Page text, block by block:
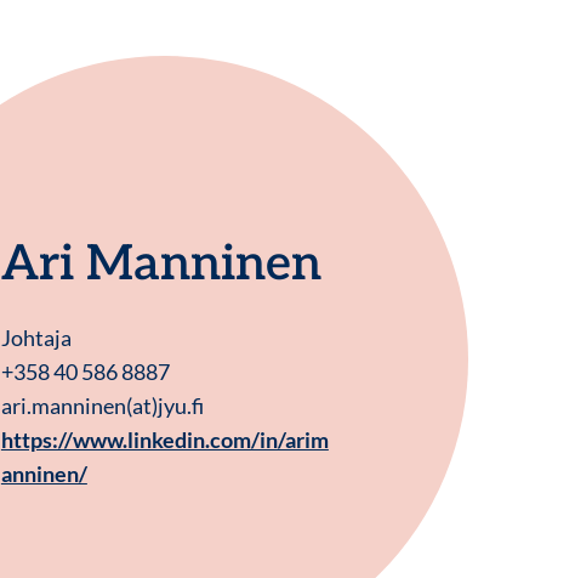
Ari Manninen
Johtaja
+358 40 586 8887
ari.manninen(at)jyu.fi
https://www.linkedin.com/in/arim
anninen/